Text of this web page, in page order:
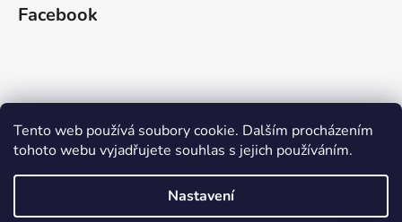
Tento web používá soubory cookie. Dalším procházením
tohoto webu vyjadřujete souhlas s jejich používáním.
Nastavení
Facebook
Způsob ověřování recenzí